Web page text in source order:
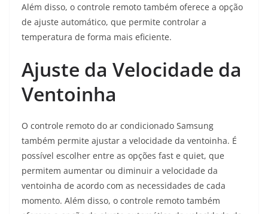
Além disso, o controle remoto também oferece a opção
de ajuste automático, que permite controlar a
temperatura de forma mais eficiente.
Ajuste da Velocidade da
Ventoinha
O controle remoto do ar condicionado Samsung
também permite ajustar a velocidade da ventoinha. É
possível escolher entre as opções fast e quiet, que
permitem aumentar ou diminuir a velocidade da
ventoinha de acordo com as necessidades de cada
momento. Além disso, o controle remoto também